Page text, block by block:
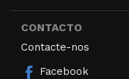
CONTACTO
Contacte-nos
Facebook